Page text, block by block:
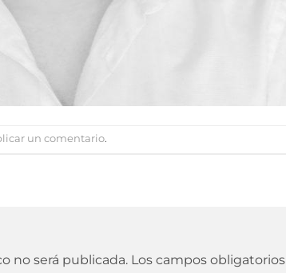
un comentario.
no será publicada. Los campos